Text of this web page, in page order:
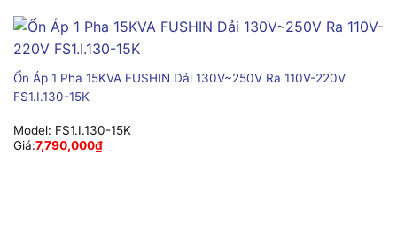
Ổn Áp 1 Pha 15KVA FUSHIN Dải 130V~250V Ra 110V-220V
FS1.I.130-15K
Model: FS1.I.130-15K
Giá:7,790,000₫